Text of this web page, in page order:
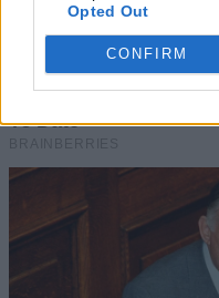
Opted Out
CONFIRM